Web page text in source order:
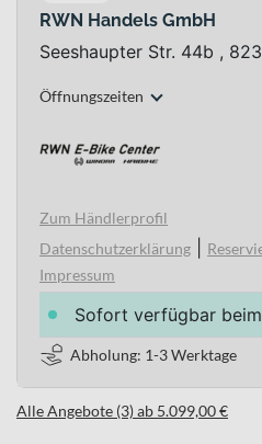
RWN Handels GmbH
Seeshaupter Str. 44b ,
Öffnungszeiten
Zum Händlerprofil
Datenschutzerklärung
Impressum
Sofort verfügbar
Abholung: 1-3 Werktage
Alle Angebote (3) ab 5.099,00 €